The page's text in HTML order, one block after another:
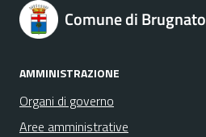
Comune di Brugnato
AMMINISTRAZIONE
Organi di governo
Aree amministrative